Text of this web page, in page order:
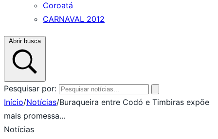
Coroatá
CARNAVAL 2012
Abrir busca
Pesquisar por:
Início/Notícias/Buraqueira entre Codó e Timbiras expõe
mais promessa…
Notícias